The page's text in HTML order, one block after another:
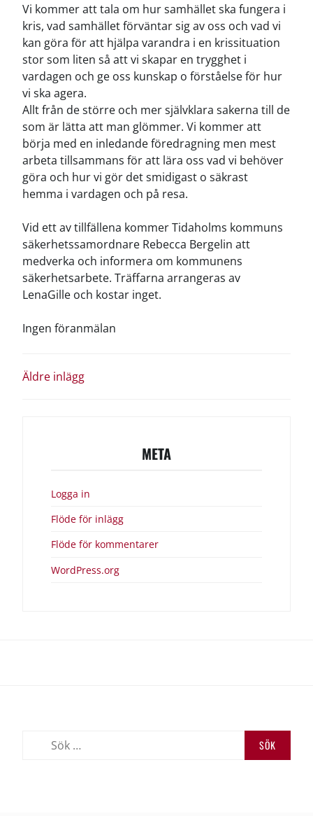
Vi kommer att tala om hur samhället ska fungera i
kris, vad samhället förväntar sig av oss och vad vi
kan göra för att hjälpa varandra i en krissituation
stor som liten så att vi skapar en trygghet i
vardagen och ge oss kunskap o förståelse för hur
vi ska agera.
Allt från de större och mer självklara sakerna till de
som är lätta att man glömmer. Vi kommer att
börja med en inledande föredragning men mest
arbeta tillsammans för att lära oss vad vi behöver
göra och hur vi gör det smidigast o säkrast
hemma i vardagen och på resa.
Vid ett av tillfällena kommer Tidaholms kommuns
säkerhetssamordnare Rebecca Bergelin att
medverka och informera om kommunens
säkerhetsarbete. Träffarna arrangeras av
LenaGille och kostar inget.
Ingen föranmälan
INLÄGGSNAVIGERING
Äldre inlägg
META
Logga in
Flöde för inlägg
Flöde för kommentarer
WordPress.org